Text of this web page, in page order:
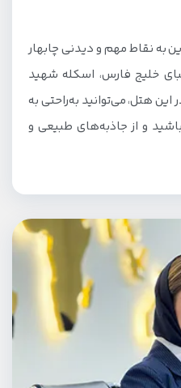
به نقاط مهم و دیدنی چابهار
خلیج فارس، اسکله شهید
هتل، می‌توانید به‌راحتی به
و از جاذبه‌های طبیعی و